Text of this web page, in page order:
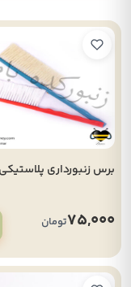
برس زنبورداری پلاستیکی
75,000تومان